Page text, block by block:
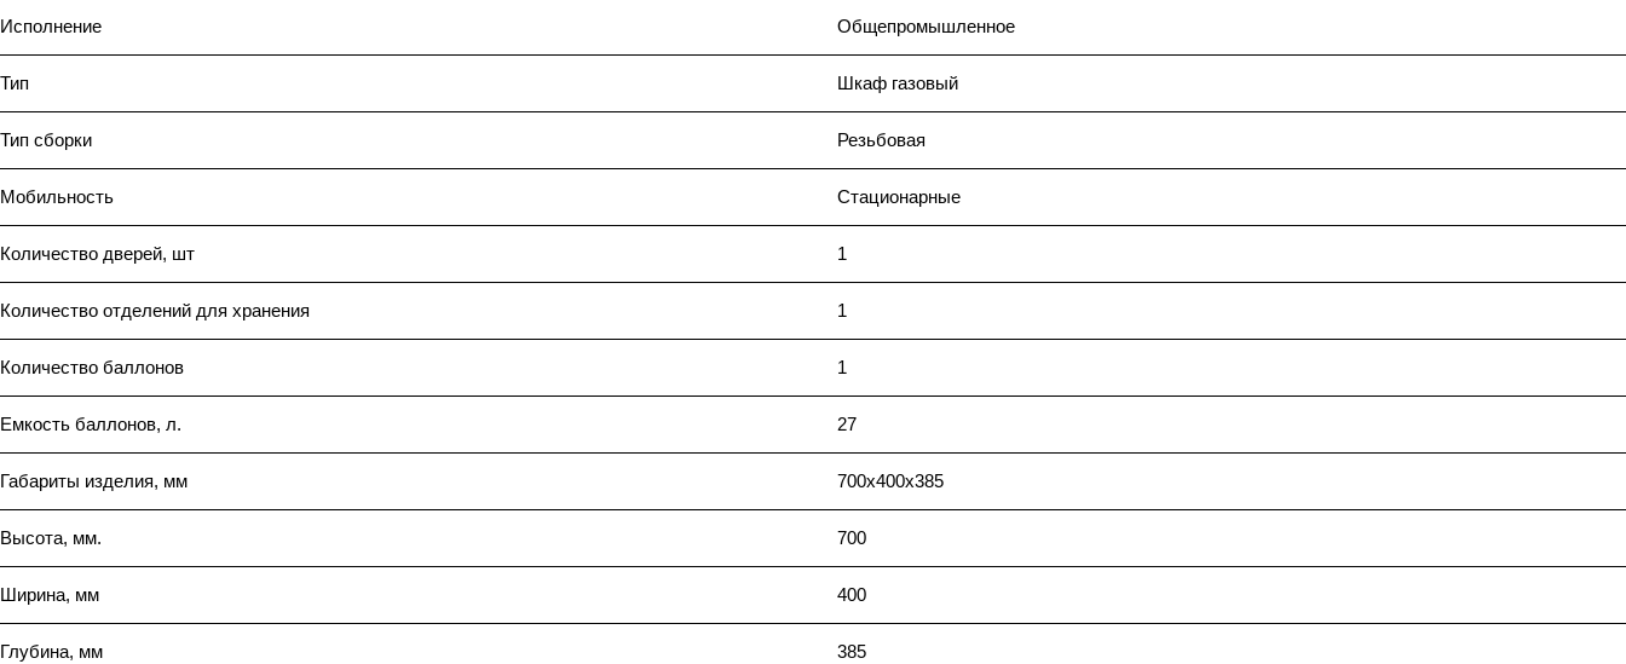
Исполнение Общепромышленное
Тип Шкаф газовый
Тип сборки Резьбовая
Мобильность Стационарные
Количество дверей, шт 1
Количество отделений для хранения 1
Количество баллонов 1
Емкость баллонов, л. 27
Габариты изделия, мм 700x400x385
Высота, мм. 700
Ширина, мм 400
Глубина, мм 385